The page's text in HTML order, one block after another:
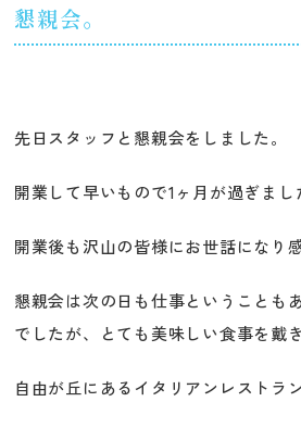
懇親会。
先日スタッフと懇親会をしました。
開業して早いもので1ヶ月が過ぎまし
開業後も沢山の皆様にお世話になり
懇親会は次の日も仕事ということも
でしたが、とても美味しい食事を戴き
自由が丘にあるイタリアンレストラン